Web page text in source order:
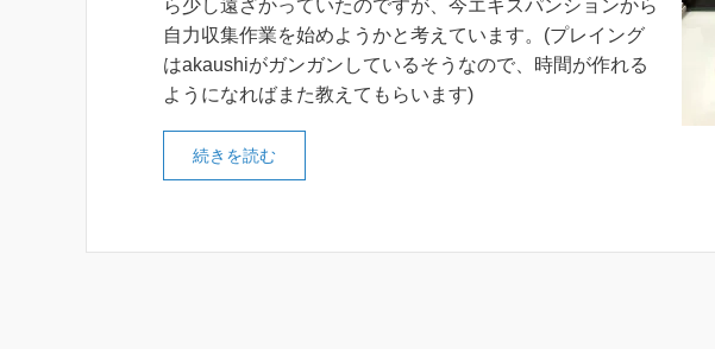
ら少し遠ざかっていたのですが、今エキスパンションから
自力収集作業を始めようかと考えています。(プレイング
はakaushiがガンガンしているそうなので、時間が作れる
ようになればまた教えてもらいます)
続きを読む